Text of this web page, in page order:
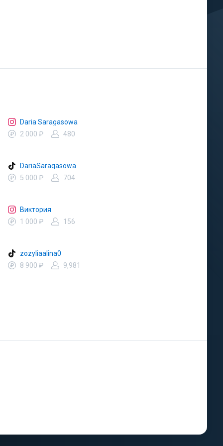
Daria Saragasowa
2 000 ₽
480
DariaSaragasowa
5 000 ₽
704
Виктория
1 000 ₽
156
zozyliaalina0
8 900 ₽
9,981